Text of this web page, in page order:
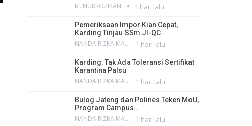
M. NURROZIKAN 1 hari lalu
Pemeriksaan Impor Kian Cepat,
Karding Tinjau SSm JI-QC
NANDA RIZKA MAHENDRA 1 hari lalu
Karding: Tak Ada Toleransi Sertifikat
Karantina Palsu
NANDA RIZKA MAHENDRA 1 hari lalu
Bulog Jateng dan Polines Teken MoU,
Program Campus…
NANDA RIZKA MAHENDRA 1 hari lalu